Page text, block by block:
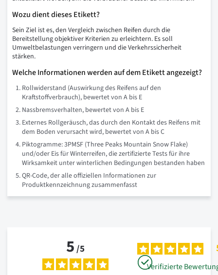
Wozu dient dieses Etikett?
Sein Ziel ist es, den Vergleich zwischen Reifen durch die
Bereitstellung objektiver Kriterien zu erleichtern. Es soll
Umweltbelastungen verringern und die Verkehrssicherheit
stärken.
Welche Informationen werden auf dem Etikett angezeigt?
Rollwiderstand (Auswirkung des Reifens auf den
Kraftstoffverbrauch), bewertet von A bis E
Nassbremsverhalten, bewertet von A bis E
Externes Rollgeräusch, das durch den Kontakt des Reifens mit
dem Boden verursacht wird, bewertet von A bis C
Piktogramme: 3PMSF (Three Peaks Mountain Snow Flake)
und/oder Eis für Winterreifen, die zertifizierte Tests für ihre
Wirksamkeit unter winterlichen Bedingungen bestanden haben
QR-Code, der alle offiziellen Informationen zur
Produktkennzeichnung zusammenfasst
5/5
Verifizierte